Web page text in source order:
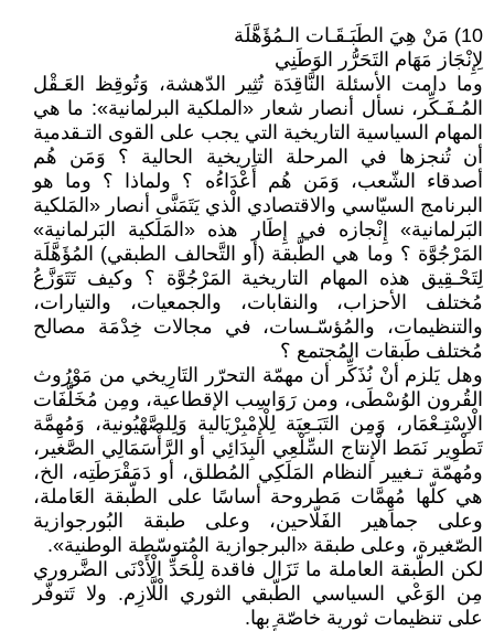
10) مَنْ هِيَ الطَبَـقَـات الـمُؤَهَّلَة
لِإِنْجَاز مَهَام التَحَرُّر الوَطَنِي
وما دامت الأسئلة النَّاقِدَة تُثِير الدّهشة، وَتُوقِظ العَـقْل
المُـفَـكِّر، نسأل أنصار شعار «الملكية البرلمانية»: ما هي
المهام السياسية التاريخية التي يجب على القوى التـقدمية
أن تُنجزها في المرحلة التاريخية الحالية ؟ وَمَن هُم
أصدقاء الشّعب، وَمَن هُم أَعْدَاءُه ؟ ولماذا ؟ وما هو
البرنامج السيّاسي والاقتصادي الْذي يَتَمَنَّى أنصار «المَلكية
البَرلمانية» إِنْجازه في إِطَار هذه «المَلَكية البَرلمانية»
المَرْجُوَّة ؟ وما هي الطَّبقة (أو التَّحالف الطبقي) المُؤَهَّلَة
لِتَحْـقِيق هذه المهام التاريخية المَرْجُوَّة ؟ وكيف تَتَوَزَّعُ
مُختلف الأحزاب، والنقابات، والجمعيات، والتيارات،
والتنظيمات، والمُؤسّـسات، في مجالات خِدْمَة مصالح
مُختلف طَبقات المُجتمع ؟
وهل يَلزم أنْ نُذَكِّر أن مهمّة التحرّر التَارِيخي من مَوْرُوث
القُرون الوُسْطَى، ومن رَوَاسِب الإقطاعية، ومِن مُخَلَّفَات
الْاِسْتِـعْمَار، وَمِن التَبَـعِيَة لِلْإِمْبِرْيَالية وَلِلصَّهْيُونية، وَمُهِمَّة
تَطْوِير نَمَط الْإِنتاج السِّلْعِي البِدَائِي أو الرَّأْسَمَالِي الصَّغير،
ومُهمّة تـغيير النظام المَلَكِي المُطلق، أو دَمَقْرَطَتِه، الخ،
هي كلّها مُهِمَّات مَطروحة أساسًا على الطّبقة العَاملة،
وعلى جماهير الفَلّاحين، وعلى طبقة البُورجوازية
الصّغيرة، وعلى طبقة «البرجوازية المُتوسّطة الوطنية».
لكن الطّبقة العاملة ما تَزَال فاقدة لِلْحَدِّ الْأَدْنَى الضَّروري
مِن الوَعْي السياسي الطّبقي الثوري الْلَّازِم. ولا تَتوفّر
على تنظيمات ثورية خاصّة بها.